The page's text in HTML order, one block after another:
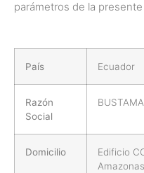
parámetros de la
País Ecuador
Razón
Social
Domicilio
Edificio
Amazonas